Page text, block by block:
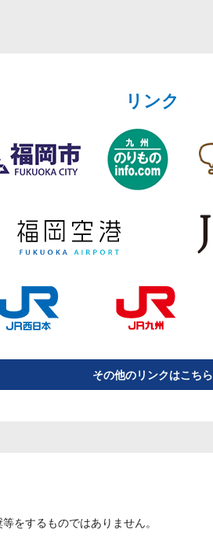
リンク
その他のリンクはこちら
をするものではありません。